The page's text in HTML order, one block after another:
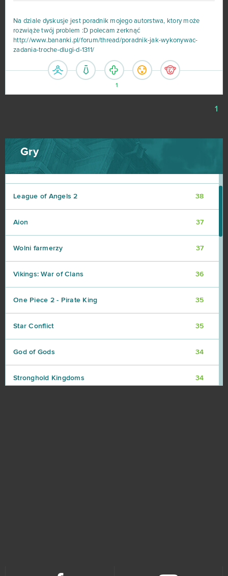
Na dziale dyskusje jest poradnik mojego autorstwa, ktory może
rozwiąże twój problem :D polecam zerknąć
http://www.bananki.pl/forum/thread/poradnik-jak-wykonywac-
zadania-troche-dlugi-d-1311/
1
1
Gry
Heavy Metal Machines 50
Football Team
Imperia Online 46
Warface
Crossout
League of Angels 2 38
Aion 37
Wolni farmerzy 37
Vikings: War of Clans 36
One Piece 2 - Pirate King 35
Star Conflict 35
God of Gods 34
Stronghold Kingdoms 34